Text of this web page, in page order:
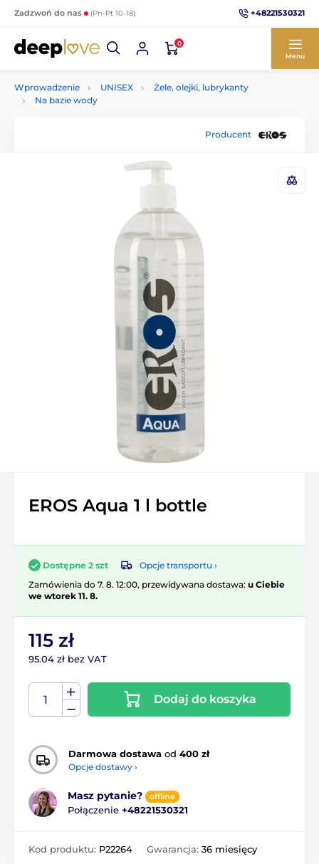
Zadzwoń do nas (Pn-Pt 10-18) +48221530321
0
Menu
Wprowadzenie UNISEX
Żele, olejki, lubrykanty
Na bazie wody
Producent
EROS Aqua 1 l bottle
Dostępne 2 szt
Opcje transportu ›
Zamówienia do 7. 8. 12:00, przewidywana dostawa: u Ciebie
we wtorek 11. 8.
115 zł
95.04 zł bez VAT
Dodaj do koszyka
Darmowa dostawa od 400 zł
Opcje dostawy ›
Masz pytanie? offline
Połączenie +48221530321
Kod produktu: P22264 Gwarancja: 36 miesięcy